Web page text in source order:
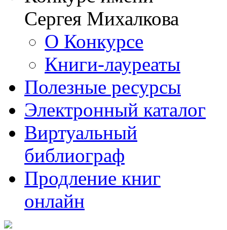
Сергея Михалкова
О Конкурсе
Книги-лауреаты
Полезные ресурсы
Электронный каталог
Виртуальный
библиограф
Продление книг
онлайн